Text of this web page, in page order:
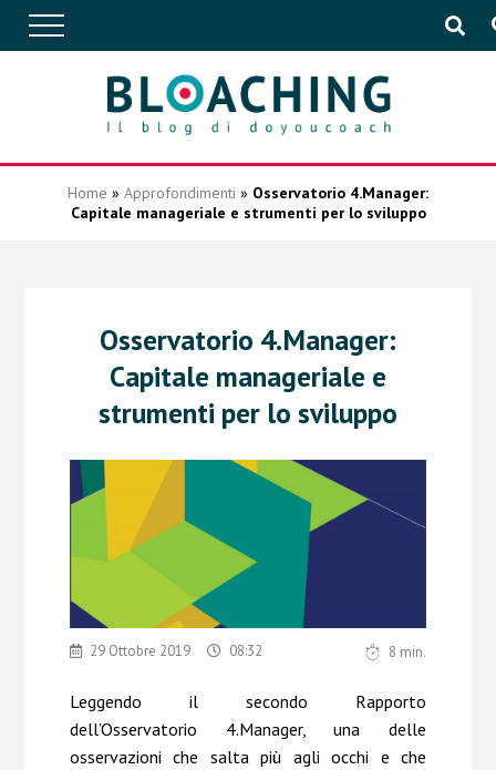
APPROFONDIMENTI
IN AZIENDA
EVENTI
PUBBLICAZIONI
Chi Siamo Contatti
Home » Approfondimenti » Osservatorio 4.Manager:
Capitale manageriale e strumenti per lo sviluppo
Osservatorio 4.Manager:
Capitale manageriale e
strumenti per lo sviluppo
29 Ottobre 2019 08:32 8 min.
Leggendo il secondo Rapporto
dell’Osservatorio 4.Manager, una delle
osservazioni che saltapiù agli occhi e che